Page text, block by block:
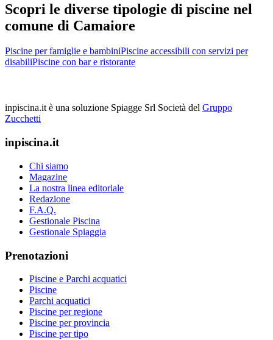
Scopri le diverse tipologie di piscine nel
comune di Camaiore
Piscine per famiglie e bambiniPiscine accessibili con servizi per
disabiliPiscine con bar e ristorante
inpiscina.it è una soluzione Spiagge Srl Società del Gruppo
Zucchetti
inpiscina.it
Chi siamo
Magazine
La nostra linea editoriale
Redazione
F.A.Q.
Gestionale Piscina
Gestionale Spiaggia
Prenotazioni
Piscine e Parchi acquatici
Piscine
Parchi acquatici
Piscine per regione
Piscine per provincia
Piscine per tipo